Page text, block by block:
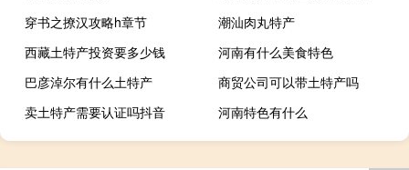
穿书之撩汉攻略h章节
潮汕肉丸特产
西藏土特产投资要多少钱
河南有什么美食特色
巴彦淖尔有什么土特产
商贸公司可以带土特产吗
卖土特产需要认证吗抖音
河南特色有什么